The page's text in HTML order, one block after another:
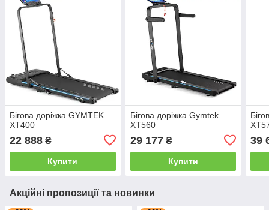
Бігова доріжка GYMTEK
XT400
22 888 ₴
Купити
Бігова доріжка Gymtek
XT560
29 177₴
Купити
39
Акційні пропозиції та новинки